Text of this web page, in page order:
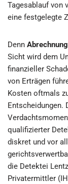
Tagesablauf von
eine festgelegte
Denn
Sicht wird dem
finanzieller
von Erträgen
Kosten oftmals
Entscheidungen.
qualifizierter
diskret und vor
die Detektei
Privatermittler